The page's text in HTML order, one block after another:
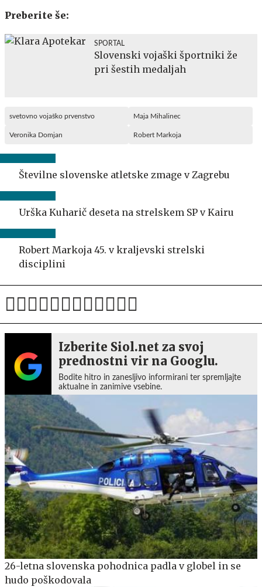
Preberite še:
SPORTAL
Slovenski vojaški športniki že
pri šestih medaljah
svetovno vojaško prvenstvo Maja Mihalinec
Veronika Domjan Robert Markoja
Številne slovenske atletske zmage v Zagrebu
Urška Kuharič deseta na strelskem SP v Kairu
Robert Markoja 45. v kraljevski strelski
disciplini
Izberite Siol.net za svoj
prednostni vir na Googlu.
Bodite hitro in zanesljivo informirani ter spremljajte
aktualne in zanimive vsebine.
26-letna slovenska pohodnica padla v globel in se
hudo poškodovala